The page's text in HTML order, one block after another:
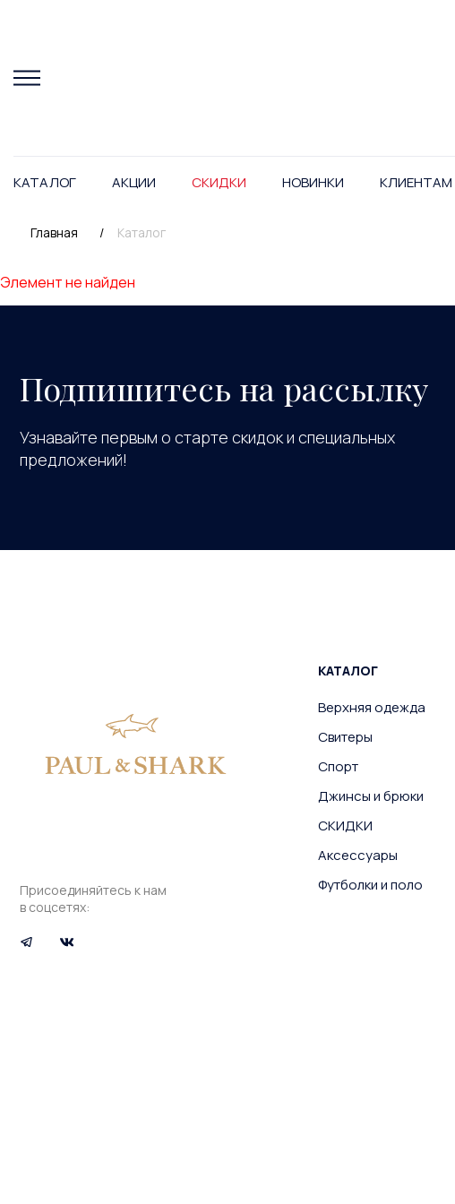
КАТАЛОГ АКЦИИ СКИДКИ НОВИНКИ КЛИЕНТАМ
Главная / Каталог
Элемент не найден
Подпишитесь на рассылку
Узнавайте первым о старте скидок и специальных
предложений!
Присоединяйтесь к нам
в соцсетях:
КАТАЛОГ
Верхняя одежда
Свитеры
Спорт
Джинсы и брюки
СКИДКИ
Аксессуары
Футболки и поло